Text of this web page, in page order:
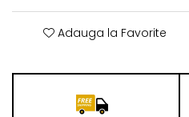
Adauga la Favorite